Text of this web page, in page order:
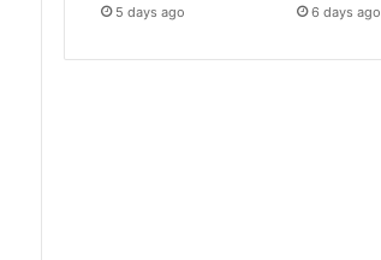
5 days ago 6 days ago